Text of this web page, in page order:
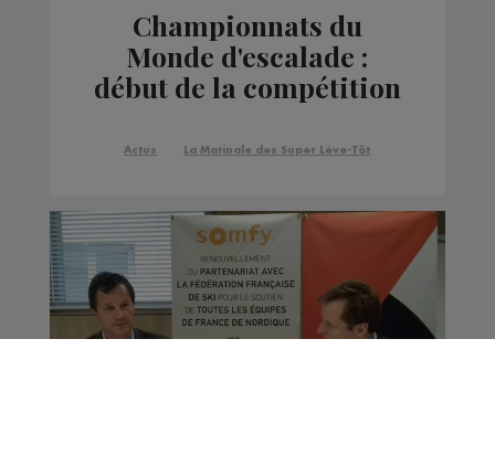
Championnats du
Monde d'escalade :
début de la compétition
Desgranges
Actus La Matinale des Super Lève-Tôt